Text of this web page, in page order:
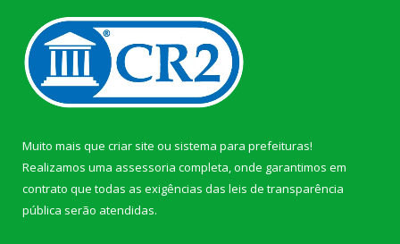
Muito mais que criar site ou sistema para prefeituras!
Realizamos uma assessoria completa, onde garantimos em
contrato que todas as exigências das leis de transparência
pública serão atendidas.